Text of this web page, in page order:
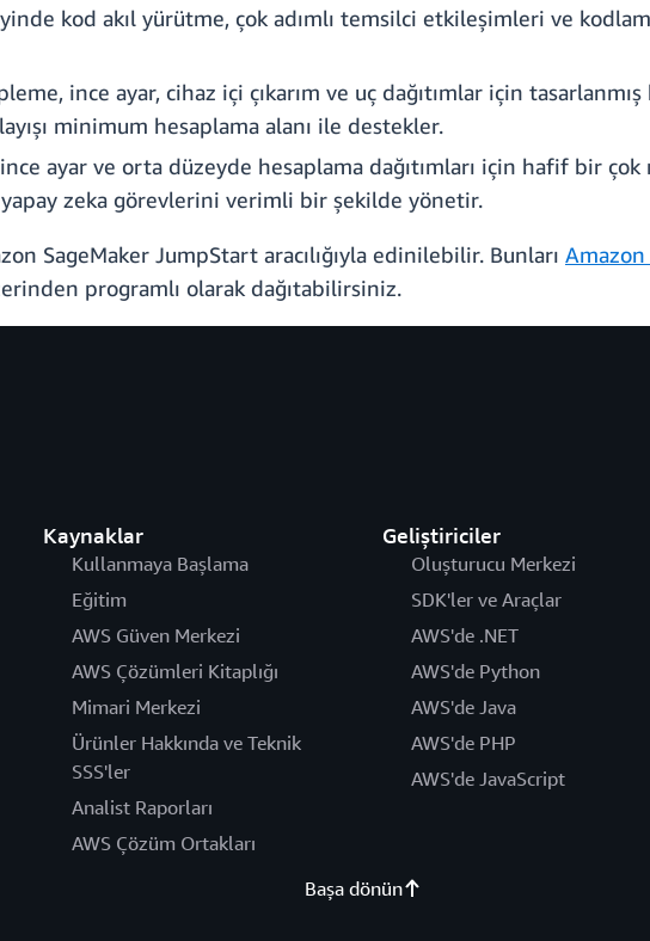
kod akıl yürütme, çok adımlı temsilci etkileşimleri ve
ince ayar, cihaz içi çıkarım ve uç dağıtımlar için
minimum hesaplama alanı ile destekler.
ayar ve orta düzeyde hesaplama dağıtımları için hafif bir
zeka görevlerini verimli bir şekilde yönetir.
SageMaker JumpStart aracılığıyla edinilebilir. Bunları Amazon
programlı olarak dağıtabilirsiniz.
Kaynaklar
Kullanmaya Başlama
Eğitim
AWS Güven Merkezi
AWS Çözümleri Kitaplığı
Mimari Merkezi
Ürünler Hakkında ve Teknik
SSS'ler
Analist Raporları
AWS Çözüm Ortakları
Geliştiriciler
Oluşturucu Merkezi
SDK'ler ve Araçlar
AWS'de .NET
AWS'de Python
AWS'de Java
AWS'de PHP
AWS'de JavaScript
Başa dönün